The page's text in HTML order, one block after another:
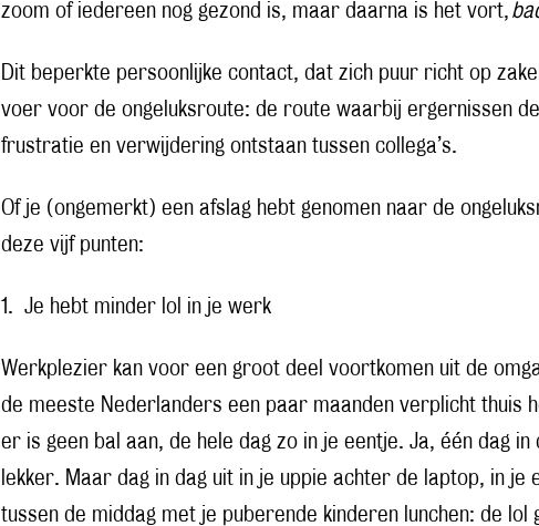
zoom of iedereen nog gezond is, maar daarna is het vort,
Dit beperkte persoonlijke contact, dat zich puur richt op
voer voor de ongeluksroute: de route waarbij ergernissen
frustratie en verwijdering ontstaan tussen collega’s.
Of je (ongemerkt) een afslag hebt genomen naar de
deze vijf punten:
1. Je hebt minder lol in je werk
Werkplezier kan voor een groot deel voortkomen uit de
de meeste Nederlanders een paar maanden verplicht thuis
er is geen bal aan, de hele dag zo in je eentje. Ja, één dag in
lekker. Maar dag in dag uit in je uppie achter de laptop, in je
tussen de middag met je puberende kinderen lunchen: de lol